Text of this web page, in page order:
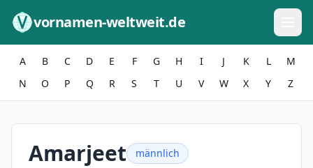
vornamen-weltweit.de
A B C D E F G H I J K L
M
N
O P Q R S T U V W X Y Z
Amarjeet männlich